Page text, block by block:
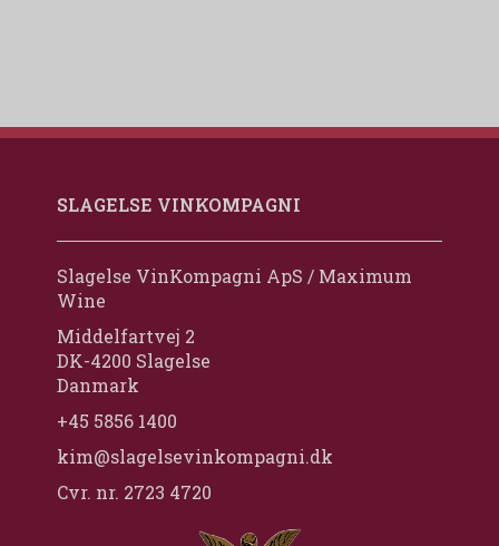
SLAGELSE VINKOMPAGNI
Slagelse VinKompagni ApS / Maximum
Wine
Middelfartvej 2
DK-4200 Slagelse
Danmark
+45 5856 1400
kim@slagelsevinkompagni.dk
Cvr. nr. 2723 4720